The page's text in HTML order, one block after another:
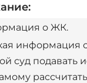
о ЖК.
информация
суд подавать